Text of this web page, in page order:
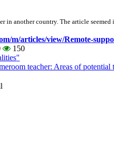
in another country. The article seemed
m/articles/view/Remote-
150
teacher: Areas of potential